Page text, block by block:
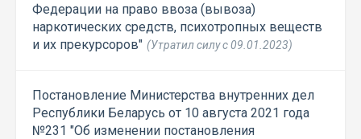
Федерации на право ввоза (вывоза)
наркотических средств, психотропных веществ
и их прекурсоров" (Утратил силу с 09.01.2023)
Постановление Министерства внутренних дел
Республики Беларусь от 10 августа 2021 года
№231 "Об изменении постановления